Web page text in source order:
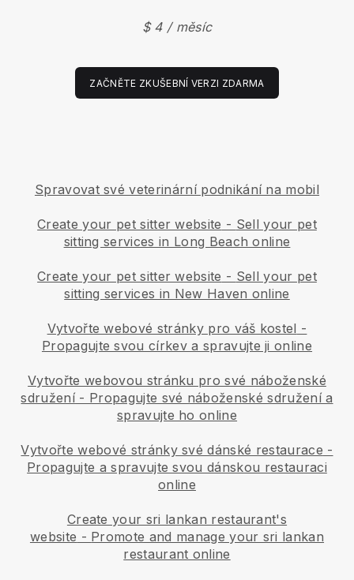
$ 4 / měsíc
ZAČNĚTE ZKUŠEBNÍ VERZI ZDARMA
Spravovat své veterinární podnikání na mobil
Create your pet sitter website - Sell your pet
sitting services in Long Beach online
Create your pet sitter website - Sell your pet
sitting services in New Haven online
Vytvořte webové stránky pro váš kostel -
Propagujte svou církev a spravujte ji online
Vytvořte webovou stránku pro své náboženské
sdružení- Propagujte své náboženské sdružení a
spravujte ho online
Vytvořte webové stránky své dánské restaurace -
Propagujte a spravujte svou dánskou restauraci
online
Create your sri lankan restaurant's
website - Promote and manage your sri lankan
restaurant online